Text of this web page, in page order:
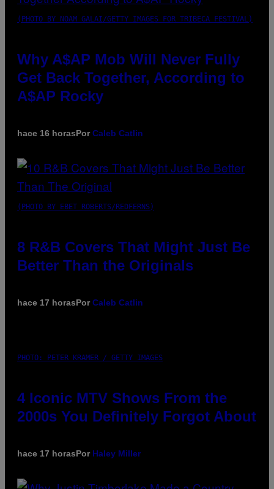
(PHOTO BY NOAM GALAI/GETTY IMAGES FOR TRIBECA FESTIVAL)
Why A$AP Mob Will Never Fully
Get Back Together, According to
A$AP Rocky
hace 16 horasPorCaleb Catlin
(PHOTO BY EBET ROBERTS/REDFERNS)
8 R&B Covers That Might Just Be
Better Than the Originals
hace 17 horasPorCaleb Catlin
PHOTO: PETER KRAMER / GETTY IMAGES
4 Iconic MTV Shows From the
2000s You Definitely Forgot About
hace 17 horasPor Haley Miller